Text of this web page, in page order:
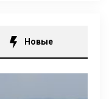
Новые